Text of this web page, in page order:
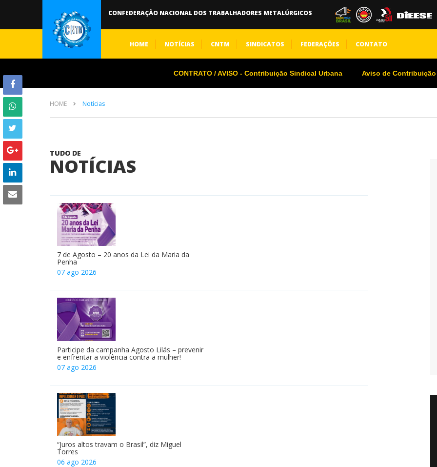
CONFEDERAÇÃO NACIONAL DOS TRABALHADORES METALÚRGICOS
HOME NOTÍCIAS CNTM SINDICATOS FEDERAÇÕES CONTATO
CONTRATO / AVISO - Contribuição Sindical Urbana Aviso de
HOME Notícias
TUDO DE
NOTÍCIAS
7 de Agosto – 20 anos da Lei da Maria da
Penha
07 ago 2026
Participe da campanha Agosto Lilás – prevenir
e enfrentar a violência contra a mulher!
07 ago 2026
“Juros altos travam o Brasil”, diz Miguel
Torres
06 ago 2026